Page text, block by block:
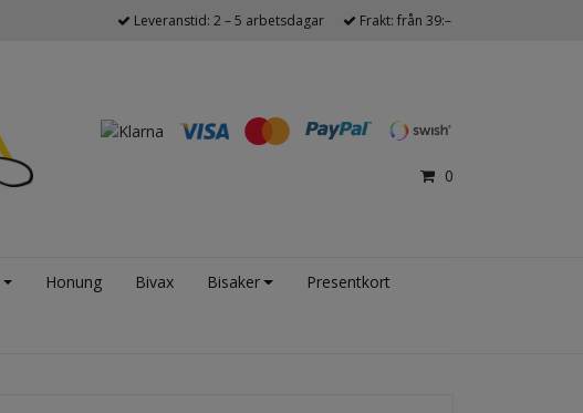
Leveranstid: 2 – 5 arbetsdagar Frakt: från 39:–
0
Honung Bivax Bisaker Presentkort